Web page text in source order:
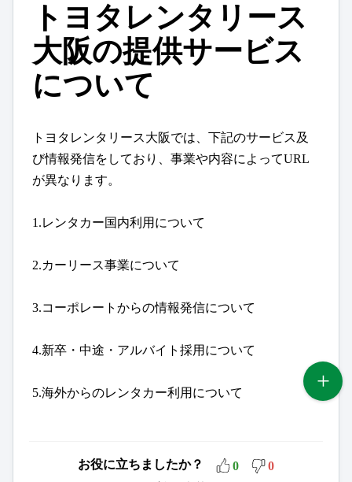
トヨタレンタリース
大阪の提供サービス
について
トヨタレンタリース大阪では、下記のサービス及
び情報発信をしており、事業や内容によってURL
が異なります。
1.レンタカー国内利用について
2.カーリース事業について
3.コーポレートからの情報発信について
4.新卒・中途・アルバイト採用について
5.海外からのレンタカー利用について
お役に立ちましたか？ 0 0